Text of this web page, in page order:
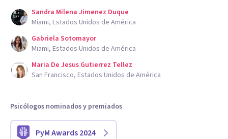
Sandra Milena Jimenez Duque
Miami, Estados Unidos de América
Gabriela Sotomayor
Miami, Estados Unidos de América
Maria De Jesus Gutierrez Tellez
San Francisco, Estados Unidos de América
Psicólogos nominados y premiados
PyM Awards 2024